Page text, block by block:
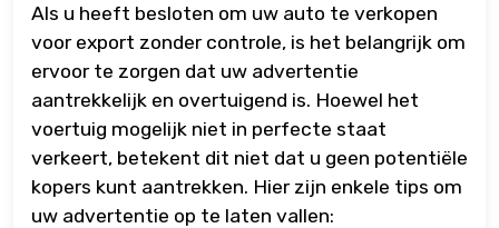
Als u heeft besloten om uw auto te verkopen
voor export zonder controle, is het belangrijk om
ervoor te zorgen dat uw advertentie
aantrekkelijk en overtuigend is. Hoewel het
voertuig mogelijk niet in perfecte staat
verkeert, betekent dit niet dat u geen potentiële
kopers kunt aantrekken. Hier zijn enkele tips om
uw advertentie op te laten vallen: